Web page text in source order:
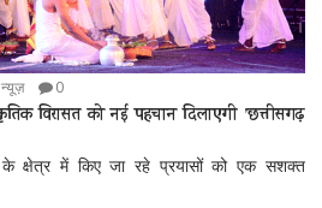
0
विरासत को नई पहचान दिलाएगी ’छत्तीसगढ़
क्षेत्र में किए जा रहे प्रयासों को एक सशक्त